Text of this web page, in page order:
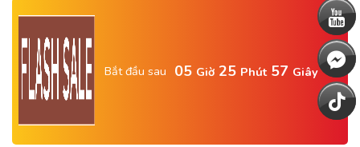
Bắt đầu sau 05 Giờ 25 Phút 56 Giây